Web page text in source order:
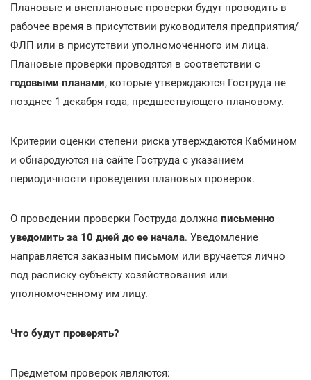
Плановые и внеплановые проверки будут проводить в
рабочее время в присутствии руководителя предприятия/
ФЛП или в присутствии уполномоченного им лица.
Плановые проверки проводятся в соответствии с
годовыми планами, которые утверждаются Гоструда не
позднее 1 декабря года, предшествующего плановому.
Критерии оценки степени риска утверждаются Кабмином
и обнародуются на сайте Гоструда с указанием
периодичности проведения плановых проверок.
О проведении проверки Гоструда должна письменно
уведомить за 10 дней до ее начала. Уведомление
направляется заказным письмом или вручается лично
под расписку субъекту хозяйствования или
уполномоченному им лицу.
Что будут проверять?
Предметом проверок являются: